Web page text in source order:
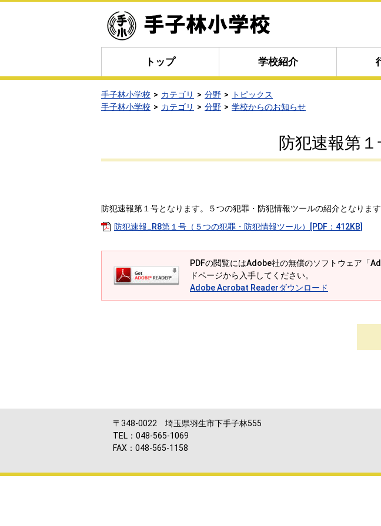
トップ 学校紹介
手子林小学校 カテゴリ 分野
トピックス
手子林小学校
カテゴリ 分野 学校からのお知らせ
防犯速報第
防犯速報第１号となります。５つの犯罪・防犯情報ツールの紹介となりま
防犯速報_R8第１号（５つの犯罪・防犯情報ツール）[PDF：412KB]
PDFの閲覧にはAdobe社の無償のソフトウェア「
ドページから入手してください。
Adobe Acrobat Readerダウンロード
〒348-0022 埼玉県羽生市下手子林555
TEL：048-565-1069
FAX：048-565-1158